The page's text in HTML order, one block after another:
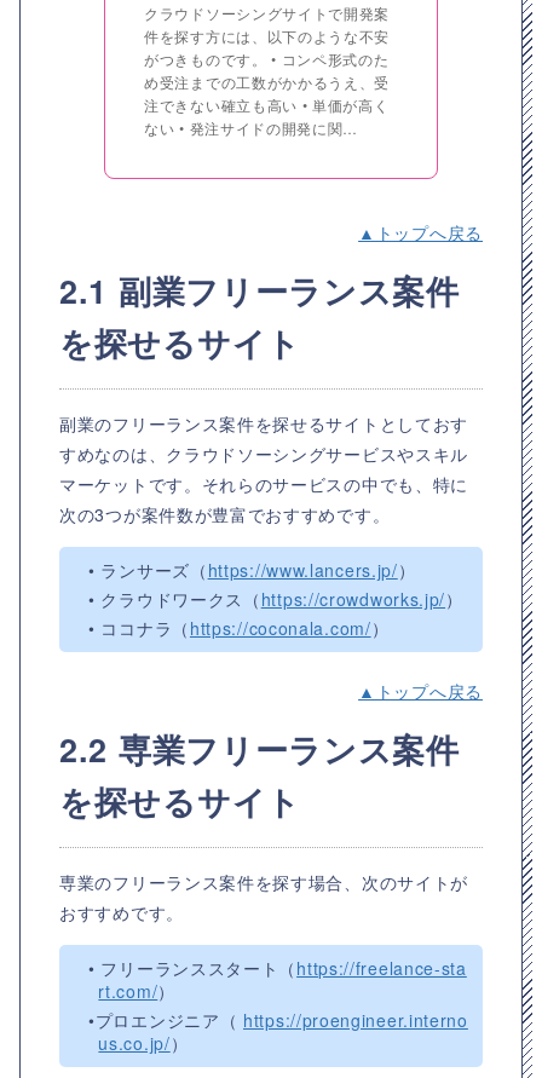
クラウドソーシングサイトで開発案
件を探す方には、以下のような不安
がつきものです。 • コンペ形式のた
め受注までの工数がかかるうえ、受
注できない確立も高い • 単価が高く
ない • 発注サイドの開発に関…
▲トップへ戻る
2.1 副業フリーランス案件
を探せるサイト
副業のフリーランス案件を探せるサイトとしておす
すめなのは、クラウドソーシングサービスやスキル
マーケットです。それらのサービスの中でも、特に
次の3つが案件数が豊富でおすすめです。
• ランサーズ（ https://www.lancers.jp/）
• クラウドワークス（ https://crowdworks.jp/）
• ココナラ（ https://coconala.com/）
▲トップへ戻る
2.2 専業フリーランス案件
を探せるサイト
専業のフリーランス案件を探す場合、次のサイトが
おすすめです。
• フリーランススタート（ https://freelance-sta
rt.com/）
•プロエンジニア（ https://proengineer.interno
us.co.jp/）